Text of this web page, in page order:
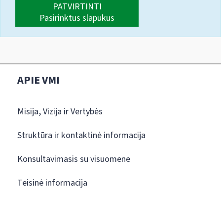
PATVIRTINTI
Pasirinktus slapukus
APIE VMI
Misija, Vizija ir Vertybės
Struktūra ir kontaktinė informacija
Konsultavimasis su visuomene
Teisinė informacija